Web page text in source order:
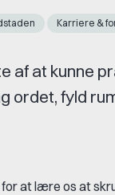
Karriere &
af at kunne
ordet, fyld
at lære os at